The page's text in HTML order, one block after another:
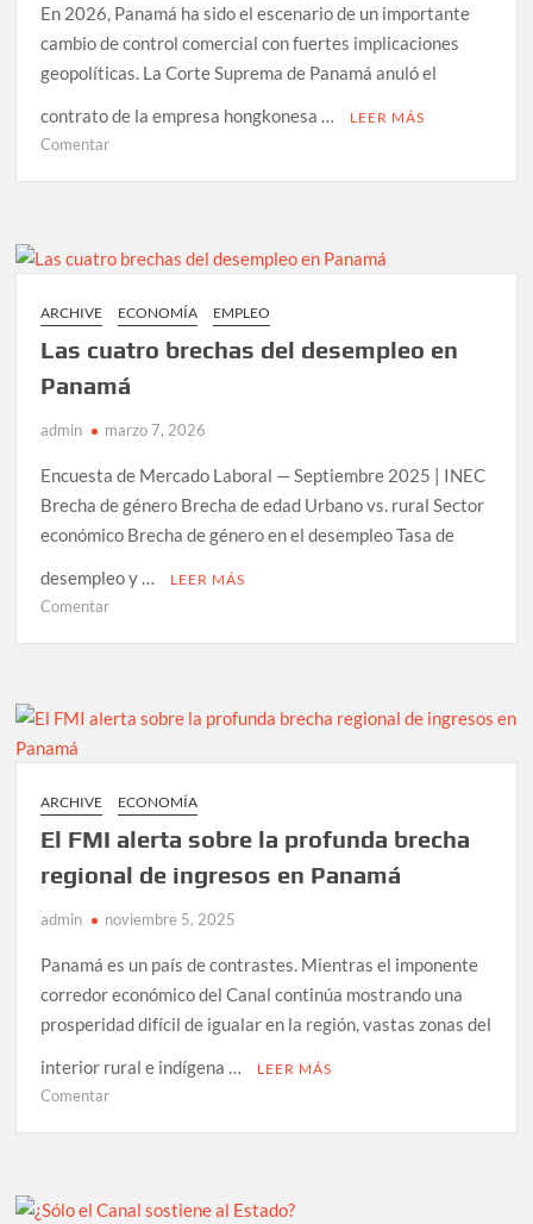
En 2026, Panamá ha sido el escenario de un importante
cambio de control comercial con fuertes implicaciones
geopolíticas. La Corte Suprema de Panamá anuló el
contrato de la empresa hongkonesa …
LEER MÁS
Comentaren
ARCHIVE ECONOMÍA EMPLEO
Las cuatro brechas del desempleo en
Panamá
admin marzo 7, 2026
Encuesta de Mercado Laboral — Septiembre 2025 | INEC
Brecha de género Brecha de edad Urbano vs. rural Sector
económico Brecha de género en el desempleo Tasa de
desempleo y …
LEER MÁS
Comentaren
del
en
ARCHIVE ECONOMÍA
El FMI alerta sobre la profunda brecha
regional de ingresos en Panamá
admin noviembre 5, 2025
Panamá es un país de contrastes. Mientras el imponente
corredor económico del Canal continúa mostrando una
prosperidad difícil de igualar en la región, vastas zonas del
interior rural e indígena …
LEER MÁS
Comentaren